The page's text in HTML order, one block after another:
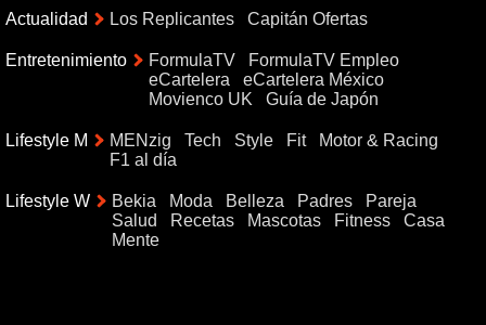
Actualidad Los Replicantes Capitán Ofertas
Entretenimiento FormulaTV
FormulaTV Empleo
eCartelera
eCartelera México
Movienco UK
Guía de Japón
Lifestyle M MENzig Tech Style Fit
Motor & Racing
F1 al día
Lifestyle W Bekia Moda Belleza Padres
Pareja
Salud
Recetas Mascotas Fitness
Casa
Mente